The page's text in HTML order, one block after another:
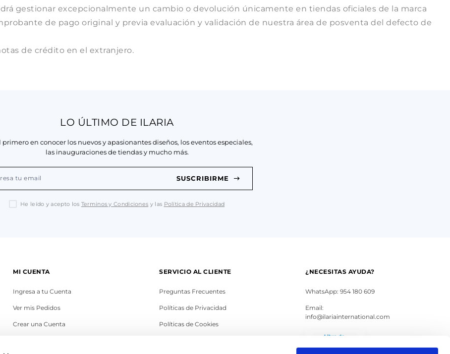
gestionar excepcionalmente un cambio o devolución únicamente en tiendas oficiales de la marca
de pago original y previa evaluación y validación de nuestra área de posventa del defecto de
de crédito en el extranjero.
LO ÚLTIMO DE ILARIA
primero en conocer los nuevos y apasionantes diseños, los eventos especiales,
las inauguraciones de tiendas y mucho más.
SUSCRIBIRME
He leído y acepto los Terminos y Condiciones y las Política de Privacidad
MI CUENTA
Ingresa a tu Cuenta
Ver mis Pedidos
Crear una Cuenta
SERVICIO AL CLIENTE
Preguntas Frecuentes
Políticas de Privacidad
Políticas de Cookies
¿NECESITAS AYUDA?
WhatsApp: 954 180 609
Email:
info@ilariainternational.com